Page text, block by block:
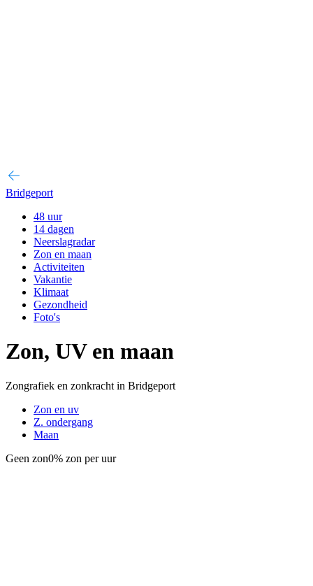
Bridgeport
48 uur
14 dagen
Neerslagradar
Zon en maan
Activiteiten
Vakantie
Klimaat
Gezondheid
Foto's
Zon, UV en maan
Zongrafiek en zonkracht in Bridgeport
Zon en uv
Z. ondergang
Maan
Geen zon0% zon per uur